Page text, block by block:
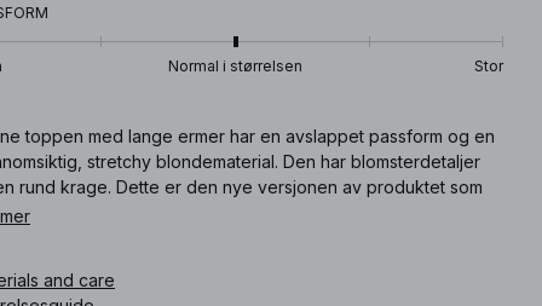
Normal i størrelsen Stor
toppen med lange ermer har en avslappet passform og en
stretchy blondematerial. Den har blomsterdetaljer
rund krage. Dette er den nye versjonen av produktet som
oppdateringer fra den forrige versjonen. Denne
is the fit like? The fit is straight, slightly loose, offering
and care